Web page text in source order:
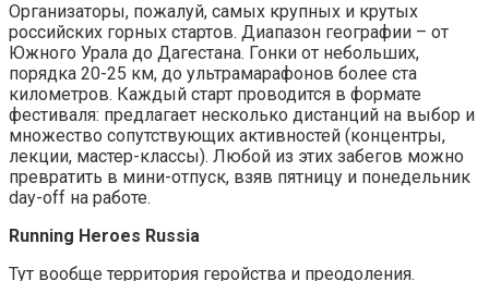
Организаторы, пожалуй, самых крупных и крутых
российских горных стартов. Диапазон географии – от
Южного Урала до Дагестана. Гонки от небольших,
порядка 20-25 км, до ультрамарафонов более ста
километров. Каждый старт проводится в формате
фестиваля: предлагает несколько дистанций на выбор и
множество сопутствующих активностей (концентры,
лекции, мастер-классы). Любой из этих забегов можно
превратить в мини-отпуск, взяв пятницу и понедельник
day-off на работе.
Running Heroes Russia
Тут вообще территория геройства и преодоления.